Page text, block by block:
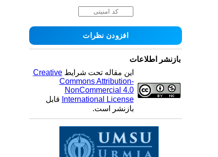
بازنشر اطلاعات
این مقاله تحت شرایطCreative
Commons Attribution-
NonCommercial 4.0
International Licenseقابل
بازنشر است.